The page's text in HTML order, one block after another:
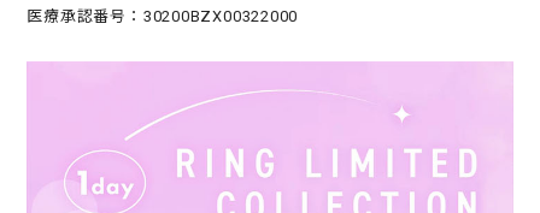
医療承認番号：30200BZX00322000